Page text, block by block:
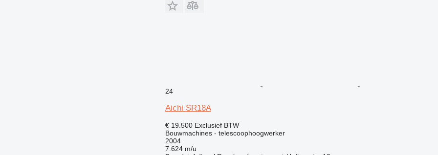
24
Aichi SR18A
€ 19.500 Exclusief BTW
Bouwmachines - telescoophoogwerker
2004
7.624 m/u